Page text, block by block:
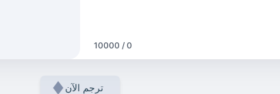
0 / 10000
ترجم الآن